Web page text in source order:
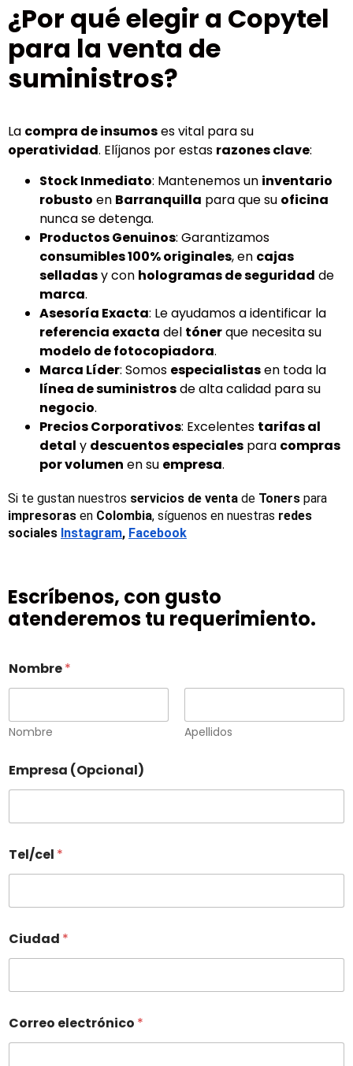
¿Por qué elegir a Copytel
para la venta de
suministros?
La compra de insumoses vital para su
operatividad. Elíjanos por estas razones clave:
Stock Inmediato: Mantenemos un inventario
robusto en Barranquilla para que su oficina
nunca se detenga.
Productos Genuinos: Garantizamos
consumibles 100% originales, en cajas
selladasy con hologramas de seguridad de
marca.
Asesoría Exacta: Le ayudamos a identificar la
referencia exacta del tónerque necesita su
modelo de fotocopiadora.
Marca Líder: Somos especialistasen toda la
línea de suministrosde alta calidad para su
negocio.
Precios Corporativos: Excelentes tarifas al
detal y descuentos especiales para compras
por volumen en su empresa.
Si te gustan nuestros servicios de venta de Toners
impresoras en Colombia, síguenos en nuestras redes
sociales Instagram, Facebook
Escríbenos, con gusto
atenderemos tu requerimiento.
Nombre*
Nombre Apellidos
Empresa (Opcional)
Tel/cel *
Ciudad *
Correo electrónico *